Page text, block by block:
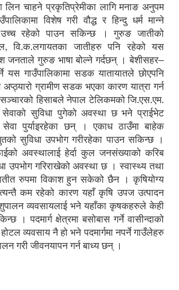
लिन चाहने प्रकृतिप्रेमीका लागि मनाङ अनुपम
विशेष गरी वौद्ध र हिन्दु धर्म मान्ने
उच्च रहेको पाउन सकिन्छ । गुरुङ जातीको
वि.क.लगायतका जातीहरु पनि रहेको यस
जनताले गुरुङ भाषा बोल्ने गर्दछन् । बेशीसहर–
गाउँपालिकामा सडक यातायातले छोएपनि
ग्रामीण सडक भएका कारण यात्रा गर्न
हिसाबले नेपाल टेलिकमको जि.एस.एम.
सेवाको सुविधा पुगेको अवस्था छ भने प्राईभेट
पुर्याइरहेका छन् । एकाध ठाउँमा बाहेक
सुविधा उपभोग गरीरहेका पाउन सकिन्छ ।
अवस्थालाई हेर्दा कुल जनसंख्याको करिब
उपभोग गरिराखेको अवस्था छ । स्वास्थ्य तथा
रुपमा विकाश हुन सकेको छैन । कृषियोग्य
कम रहेको कारण यहाँ कृषि उपज उत्पादन
व्यवसायलाई भने यहाँका कृषकहरुले केही
। पदमार्ग क्षेत्रमा बसोबास गर्ने वासीन्दाको
व्यवसाय नै हो भने पदमार्गमा नपर्ने गाउँलेहरु
गरी जीवनयापन गर्न बाध्य छन् ।